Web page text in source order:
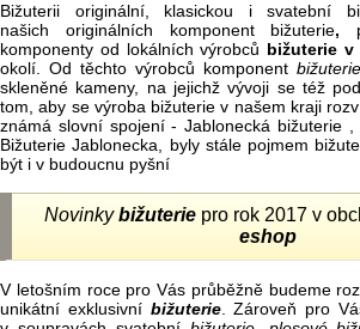
Bižuterii originální, klasickou i svatební
našich originálních komponent bižuterie,
komponenty od lokálních výrobců bižuterie v
okolí. Od těchto výrobců komponent
skleněné kameny, na jejichž vývoji se též
tom, aby se výroba bižuterie v našem kraji
známá slovní spojení - Jablonecká bižuterie
Bižuterie Jablonecka, byly stále pojmem
být i v budoucnu pyšní
Novinkybižuterie pro rok 2017 v
eshop
V letošním roce pro Vás průběžně budeme
unikátní exklusivní bižuterie. Zároveň pro